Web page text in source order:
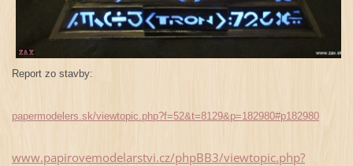
Report zo stavby:
papermodelers.sk/viewtopic.php?f=52&t=8129&p=182980#p182980
www.papirovemodelarstvi.cz/phpBB3/viewtopic.php?